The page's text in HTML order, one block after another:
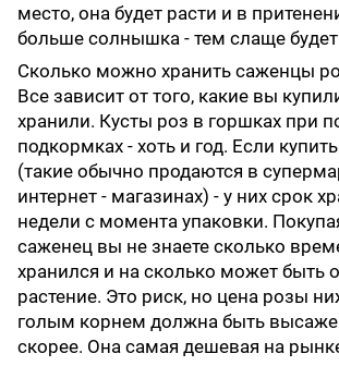
место, она будет расти и в
больше солнышка - тем слаще будет
Сколько можно хранить саженцы
Все зависит от того, какие вы
хранили. Кусты роз в горшках при
подкормках - хоть и год. Если
(такие обычно продаются в
интернет - магазинах) - у них срок
недели с момента упаковки.
саженец вы не знаете сколько
хранился и на сколько может быть
растение. Это риск, но цена розы
голым корнем должна быть
скорее. Она самая дешевая на